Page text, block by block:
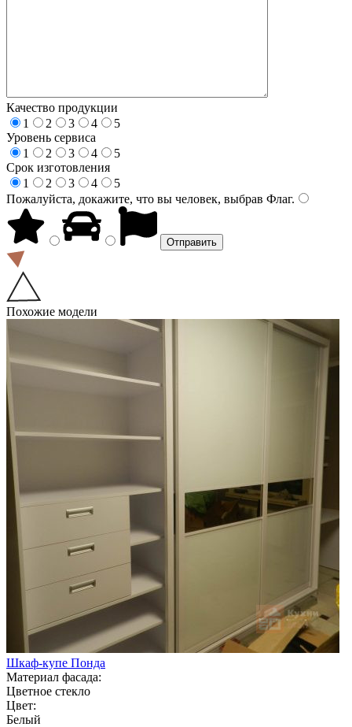
Качество продукции
1
2 3 4
5
Уровень сервиса
1
2 3 4
5
Срок изготовления
1
2 3 4
5
Пожалуйста, докажите, что вы человек, выбрав Флаг.
Похожие модели
Шкаф-купе Понда
Материал фасада:
Цветное стекло
Цвет:
Белый